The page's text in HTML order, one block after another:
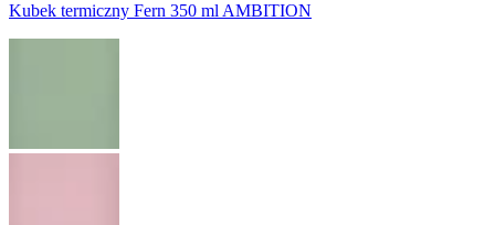
Kubek termiczny Fern 350 ml AMBITION